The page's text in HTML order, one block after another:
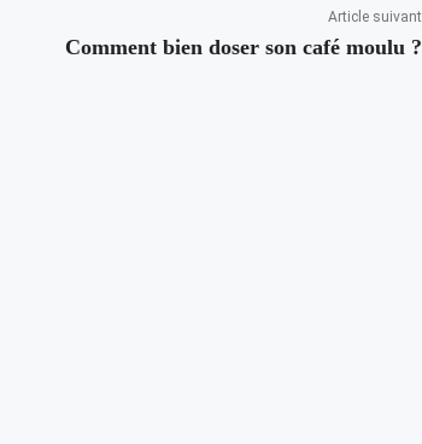
Article suivant
Comment bien doser son café moulu ?